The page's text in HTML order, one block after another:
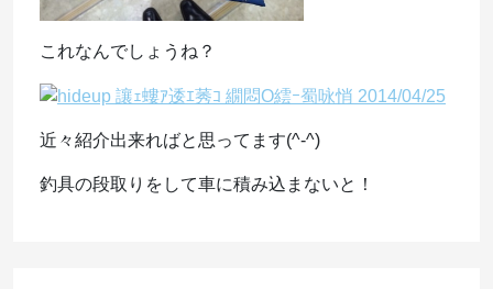
これなんでしょうね？
近々紹介出来ればと思ってます(^-^)
釣具の段取りをして車に積み込まないと！